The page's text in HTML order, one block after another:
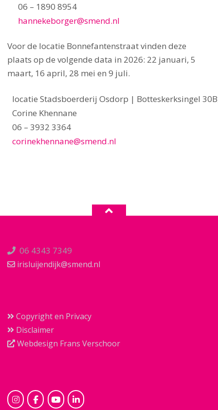
06 – 1890 8954
hannekeborger@smend.nl
Voor de locatie Bonnefantenstraat vinden deze
plaats op de volgende data in 2026: 22 januari, 5
maart, 16 april, 28 mei en 9 juli.
locatie Stadsboerderij Osdorp | Botteskerksingel
Corine Khennane
06 – 3932 3364
corinekhennane@smend.nl
06 4343 7349
irisluijendijk@smend.nl
Copyright en Privacy
Disclaimer
Webdesign Frans Verschoor